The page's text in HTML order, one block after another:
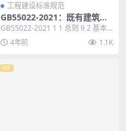
工程建设标准规范
GB55022-2021：既有建筑维
护与改造通用规范
GB55022-2021 1 1 总则 9 2 基本
规定 10 3 检查 12 ...
4年前 1.1K
VIP